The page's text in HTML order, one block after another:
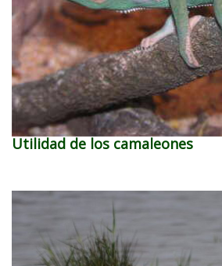
Utilidad de los camaleones